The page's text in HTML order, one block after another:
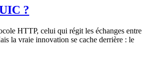
?
HTTP, celui qui régit les échanges entre
la vraie innovation se cache derrière : le